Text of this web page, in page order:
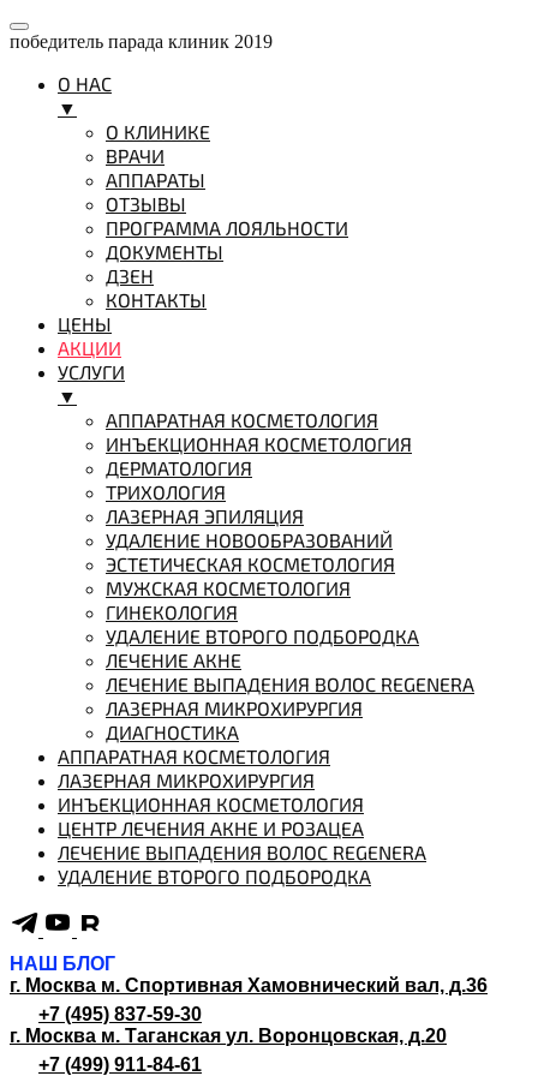
победитель парада клиник 2019
О НАС
▼
О КЛИНИКЕ
ВРАЧИ
АППАРАТЫ
ОТЗЫВЫ
ПРОГРАММА ЛОЯЛЬНОСТИ
ДОКУМЕНТЫ
ДЗЕН
КОНТАКТЫ
ЦЕНЫ
АКЦИИ
УСЛУГИ
▼
АППАРАТНАЯ КОСМЕТОЛОГИЯ
ИНЪЕКЦИОННАЯ КОСМЕТОЛОГИЯ
ДЕРМАТОЛОГИЯ
ТРИХОЛОГИЯ
ЛАЗЕРНАЯ ЭПИЛЯЦИЯ
УДАЛЕНИЕ НОВООБРАЗОВАНИЙ
ЭСТЕТИЧЕСКАЯ КОСМЕТОЛОГИЯ
МУЖСКАЯ КОСМЕТОЛОГИЯ
ГИНЕКОЛОГИЯ
УДАЛЕНИЕ ВТОРОГО ПОДБОРОДКА
ЛЕЧЕНИЕ АКНЕ
ЛЕЧЕНИЕ ВЫПАДЕНИЯ ВОЛОС REGENERA
ЛАЗЕРНАЯ МИКРОХИРУРГИЯ
ДИАГНОСТИКА
АППАРАТНАЯ КОСМЕТОЛОГИЯ
ЛАЗЕРНАЯ МИКРОХИРУРГИЯ
ИНЪЕКЦИОННАЯ КОСМЕТОЛОГИЯ
ЦЕНТР ЛЕЧЕНИЯ АКНЕ И РОЗАЦЕА
ЛЕЧЕНИЕ ВЫПАДЕНИЯ ВОЛОС REGENERA
УДАЛЕНИЕ ВТОРОГО ПОДБОРОДКА
НАШ БЛОГ
г. Москва м. Спортивная Хамовнический вал, д.36
+7 (495) 837-59-30
г. Москва м. Таганская ул. Воронцовская, д.20
+7 (499) 911-84-61